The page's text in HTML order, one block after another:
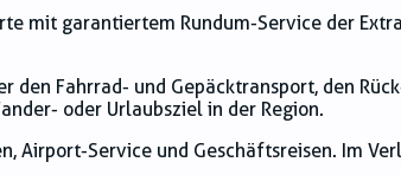
mit garantiertem Rundum-Service der
Fahrrad- und Gepäcktransport, den
oder Urlaubsziel in der Region.
Airport-Service und Geschäftsreisen. Im